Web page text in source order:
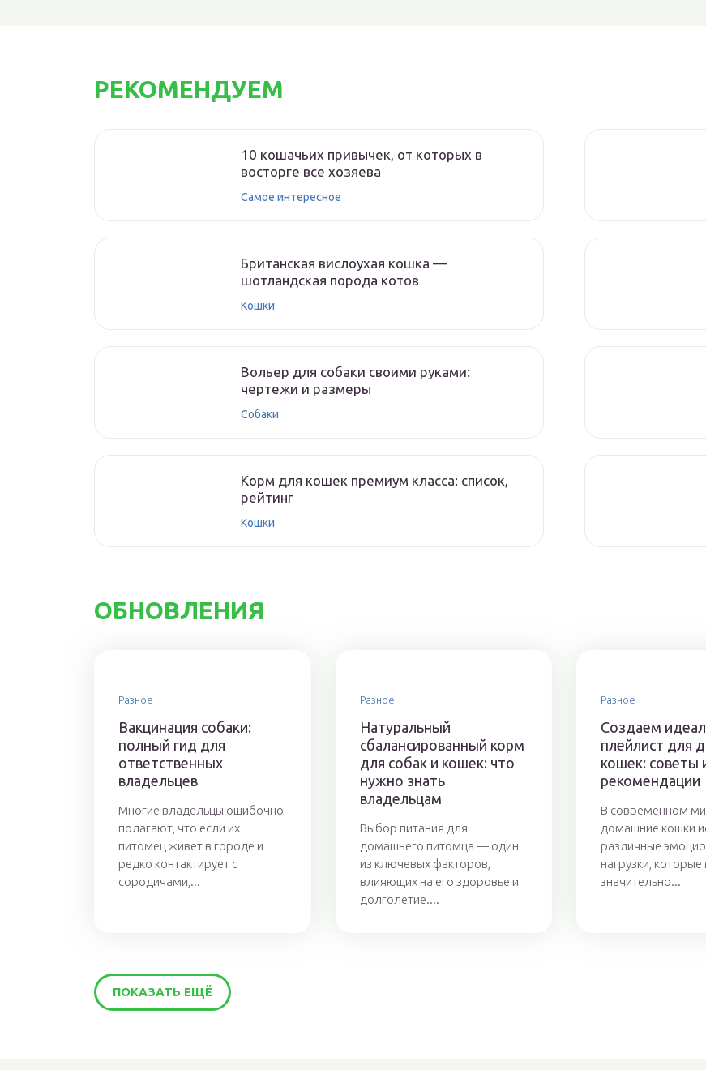
РЕКОМЕНДУЕМ
10 кошачьих привычек, от которых в
восторге все хозяева
Самое интересное
Британская вислоухая кошка —
шотландская порода котов
Кошки
Вольер для собаки своими руками:
чертежи и размеры
Собаки
Корм для кошек премиум класса: список,
рейтинг
Кошки
ОБНОВЛЕНИЯ
Разное
Вакцинация собаки:
полный гид для
ответственных
владельцев
Многие владельцы ошибочно
полагают, что если их
питомец живет в городе и
редко контактирует с
сородичами,...
Разное
Натуральный
сбалансированный корм
для собак и кошек: что
нужно знать
владельцам
Выбор питания для
домашнего питомца — один
из ключевых факторов,
влияющих на его здоровье и
долголетие....
Разное
Создаем
плейлист для
кошек: советы
рекомендации
В современном
домашние кошки
различные
нагрузки, которые
значительно...
ПОКАЗАТЬ ЕЩЁ